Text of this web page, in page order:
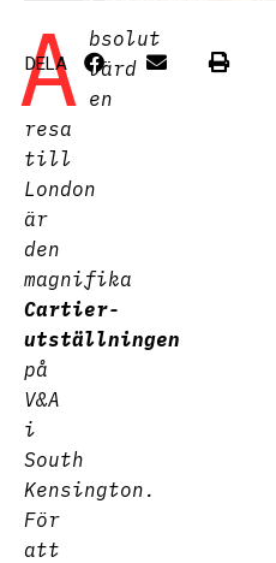
A bsolut
värd
en
resa
till
London
är
den
magnifika
Cartier-
utställningen
på
V&A
i
South
Kensington.
För
att
DELA